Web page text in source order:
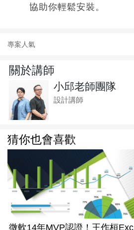
協助你輕鬆安裝。
專案人氣
關於講師
小邱老師團隊
設計講師
猜你也會喜歡
微軟14年MVP認證！王作桓Exc